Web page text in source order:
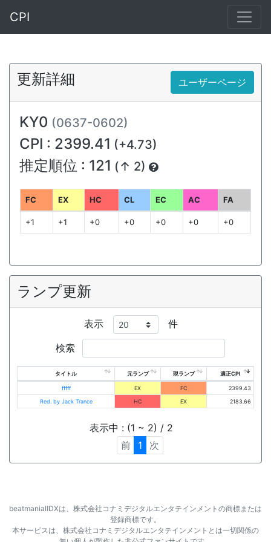
CPI
更新詳細 ユーザーページ
KY0 (0637-0602)
CPI : 2399.41 (+4.73)
推定順位 : 121 (↑ 2)
FC EX HC CL EC AC FA
+1 +1 +0 +0 +0 +0 +0
ランプ更新
表示 件
検索
タイトル 元ランプ 現ランプ 適正CPI
fffff EX FC
2399.43
Red. by Jack Trance
HC EX 2183.66
表示中 : (1 ~ 2) / 2
前
1 次
beatmaniaⅡDXは、株式会社コナミデジタルエンタテインメントの商標または
登録商標です。
本サービスは、株式会社コナミデジタルエンタテインメントとは一切関係の